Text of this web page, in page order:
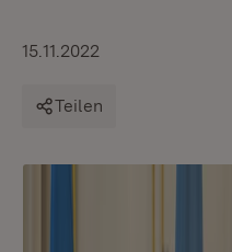
15.11.2022
Teilen